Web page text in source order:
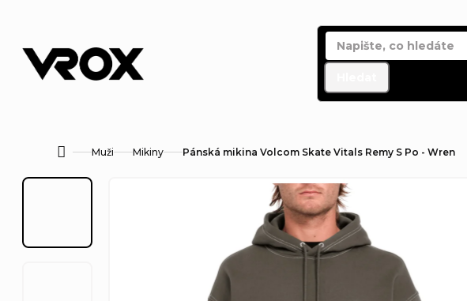
obsah
DomůMuži Mikiny Pánská mikina Volcom Skate Vitals Remy S Po - Wren